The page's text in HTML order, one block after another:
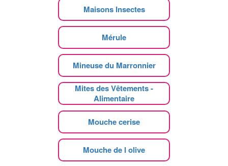
Maisons Insectes
Mérule
Mineuse du Marronnier
Mites des Vêtements -
Alimentaire
Mouche cerise
Mouche de l olive